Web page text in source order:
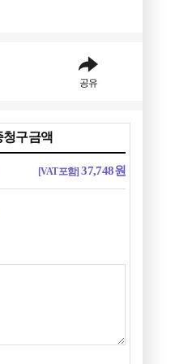
공유
청구금액
[VAT포함]37,748원